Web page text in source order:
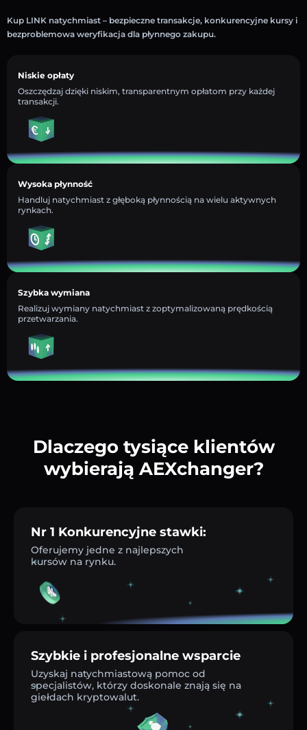
Kup LINK natychmiast – bezpieczne transakcje, konkurencyjne kursy i
bezproblemowa weryfikacja dla płynnego zakupu.
Niskie opłaty
Oszczędzaj dzięki niskim, transparentnym opłatom przy każdej
transakcji.
Wysoka płynność
Handluj natychmiast z głęboką płynnością na wielu aktywnych
rynkach.
Szybka wymiana
Realizuj wymiany natychmiast z zoptymalizowaną prędkością
przetwarzania.
Dlaczego tysiące klientów
wybierają AEXchanger?
Nr 1 Konkurencyjne stawki:
Oferujemy jedne z najlepszych
kursów na rynku.
Szybkie i profesjonalne wsparcie
Uzyskaj natychmiastową pomoc od
specjalistów, którzy doskonale znają się na
giełdach kryptowalut.